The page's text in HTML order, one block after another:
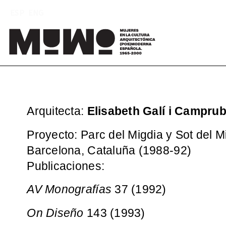
al
contenido
Arquitecta: Elisabeth Galí i
Proyecto: Parc del Migdia y Sot del
Barcelona, Cataluña (1988-92)
Publicaciones:
AV Monografías 37 (1992)
On Diseño 143 (1993)